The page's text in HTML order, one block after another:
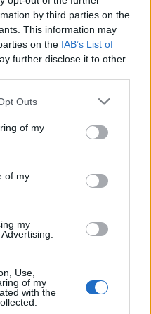
by third parties on the
This information may
on the IAB’s List of
further disclose it to other
Outs
of my
of my
my
Use,
of my
with the